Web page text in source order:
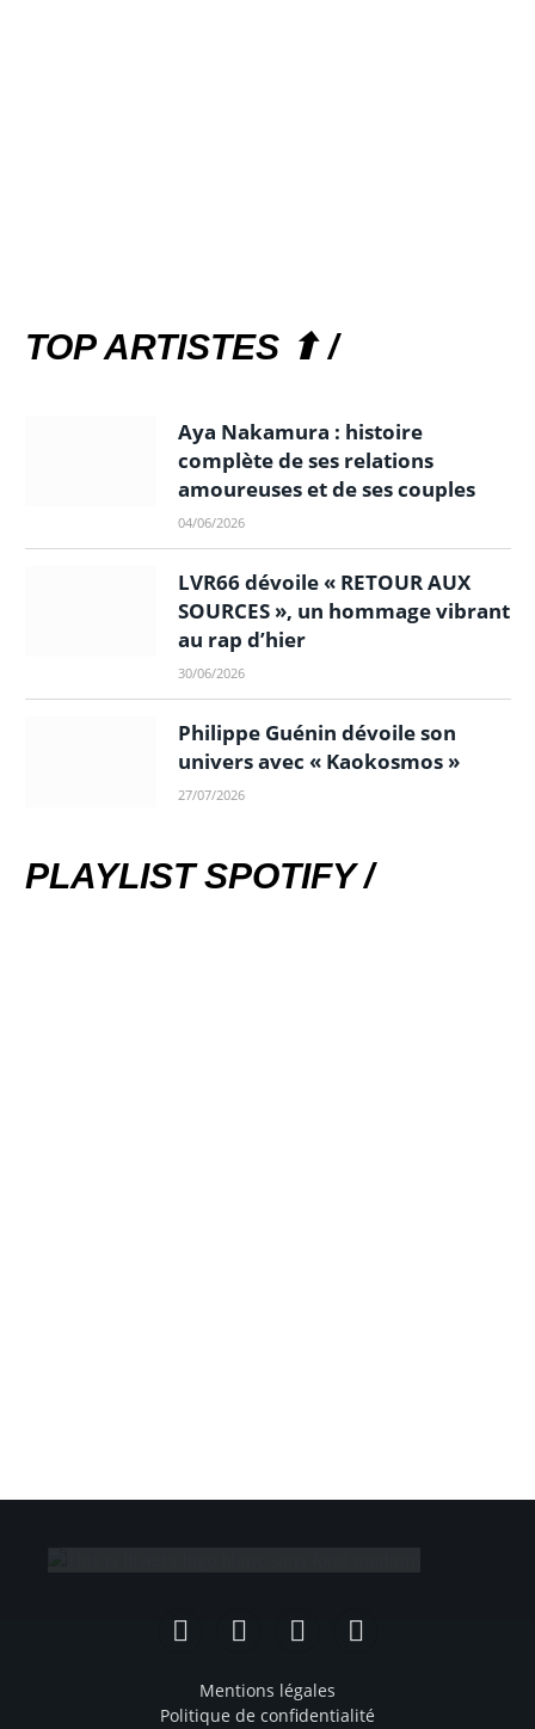
TOP ARTISTES ⬆ /
Aya Nakamura : histoire
complète de ses relations
amoureuses et de ses couples
04/06/2026
LVR66 dévoile « RETOUR AUX
SOURCES », un hommage vibrant
au rap d’hier
30/06/2026
Philippe Guénin dévoile son
univers avec « Kaokosmos »
27/07/2026
PLAYLIST SPOTIFY /
FacebookInstagramTikTok YouTube
Mentions légales
Politique de confidentialité